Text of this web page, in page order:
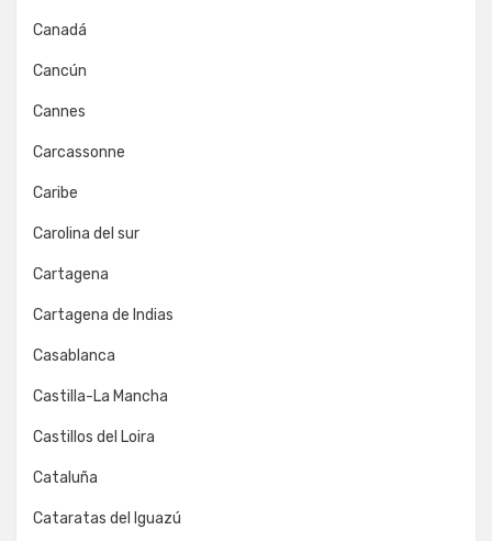
Canadá
Cancún
Cannes
Carcassonne
Caribe
Carolina del sur
Cartagena
Cartagena de Indias
Casablanca
Castilla-La Mancha
Castillos del Loira
Cataluña
Cataratas del Iguazú